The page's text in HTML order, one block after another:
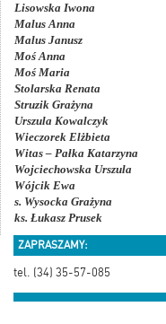
Lisowska Iwona
Malus Anna
Malus Janusz
Moś Anna
Moś Maria
Stolarska Renata
Struzik Grażyna
Urszula Kowalczyk
Wieczorek Elżbieta
Witas – Pałka Katarzyna
Wojciechowska Urszula
Wójcik Ewa
s. Wysocka Grażyna
ks. Łukasz Prusek
ZAPRASZAMY:
tel. (34) 35-57-085